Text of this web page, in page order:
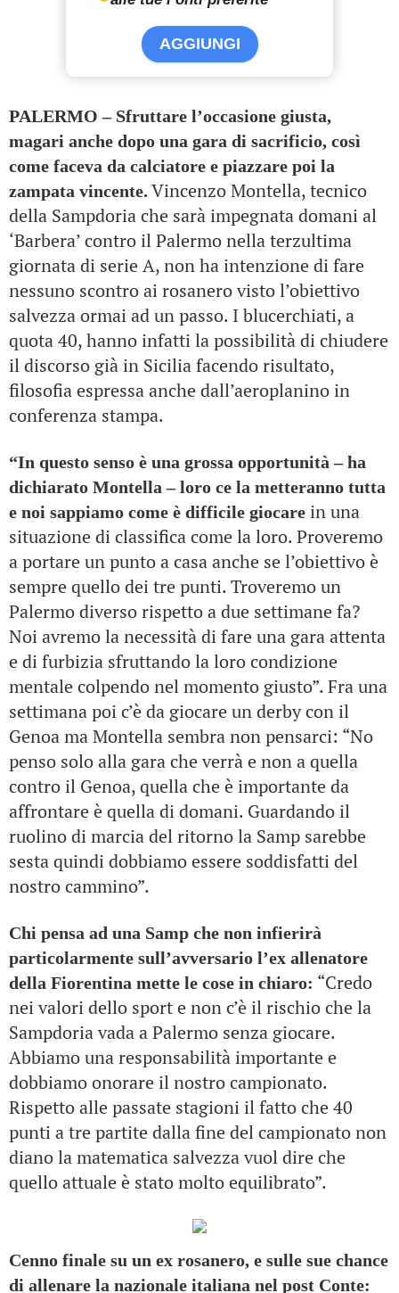
AGGIUNGI
PALERMO – Sfruttare l’occasione giusta,
magari anche dopo una gara di sacrificio, così
come faceva da calciatore e piazzare poi la
zampata vincente. Vincenzo Montella, tecnico
della Sampdoria che sarà impegnata domani al
‘Barbera’ contro il Palermo nella terzultima
giornata di serie A, non ha intenzione di fare
nessuno scontro ai rosanero visto l’obiettivo
salvezza ormai ad un passo. I blucerchiati, a
quota 40, hanno infatti la possibilità di chiudere
il discorso già in Sicilia facendo risultato,
filosofia espressa anche dall’aeroplanino in
conferenza stampa.
“In questo senso è una grossa opportunità – ha
dichiarato Montella – loro ce la metteranno tutta
e noi sappiamo come è difficile giocare in una
situazione di classifica come la loro. Proveremo
a portare un punto a casa anche se l’obiettivo è
sempre quello dei tre punti. Troveremo un
Palermo diverso rispetto a due settimane fa?
Noi avremo la necessità di fare una gara attenta
e di furbizia sfruttando la loro condizione
mentale colpendo nel momento giusto”. Fra una
settimana poi c’è da giocare un derby con il
Genoa ma Montella sembra non pensarci: “No
penso solo alla gara che verrà e non a quella
contro il Genoa, quella che è importante da
affrontare è quella di domani. Guardando il
ruolino di marcia del ritorno la Samp sarebbe
sesta quindi dobbiamo essere soddisfatti del
nostro cammino”.
Chi pensa ad una Samp che non infierirà
particolarmente sull’avversario l’ex allenatore
della Fiorentina mette le cose in chiaro: “Credo
nei valori dello sport e non c’è il rischio che la
Sampdoria vada a Palermo senza giocare.
Abbiamo una responsabilità importante e
dobbiamo onorare il nostro campionato.
Rispetto alle passate stagioni il fatto che 40
punti a tre partite dalla fine del campionato non
diano la matematica salvezza vuol dire che
quello attuale è stato molto equilibrato”.
Cenno finale su un ex rosanero, e sulle sue chance
di allenare la nazionale italiana nel post Conte: